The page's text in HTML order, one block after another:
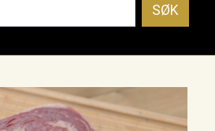
SØK